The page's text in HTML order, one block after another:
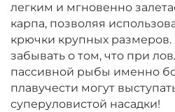
легким и мгновенно
карпа, позволяя
крючки крупных размеров.
забывать о том, что при
пассивной рыбы именно
плавучести могут
суперуловистой насадки!